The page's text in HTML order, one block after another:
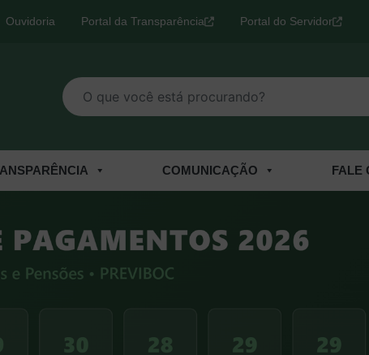
Ouvidoria Portal da Transparência Portal do Servidor
O que você está procurando?
COMUNICAÇÃO FALE